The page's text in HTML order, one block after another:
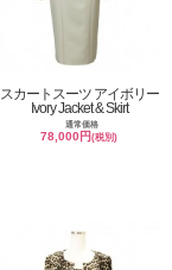
スカートスーツ アイボリー
Ivory Jacket & Skirt
通常価格
78,000円(税別)